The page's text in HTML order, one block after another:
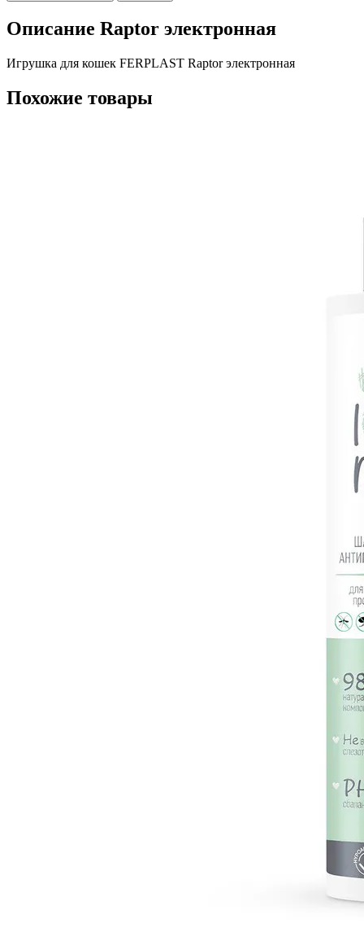
Описание Raptor электронная
Игрушка для кошек FERPLAST Raptor электронная
Похожие товары